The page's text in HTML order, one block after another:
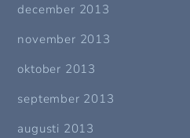
december 2013
november 2013
oktober 2013
september 2013
augusti 2013